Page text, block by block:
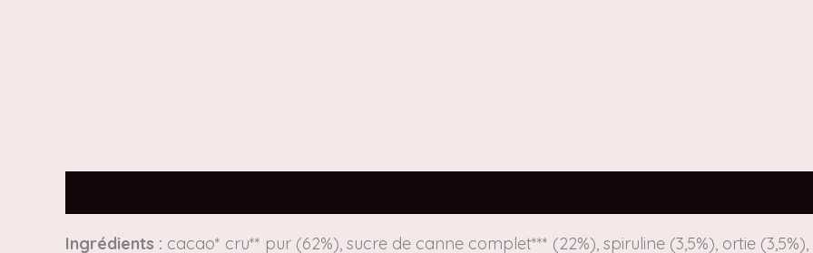
Ingrédients : cacao* cru** pur (62%), sucre de canne complet*** (22%), spiruline (3,5%), ortie (3,5%),